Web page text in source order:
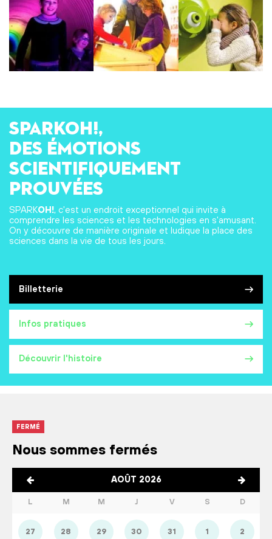
Billetterie
Infos pratiques
Découvrir l'histoire
SPARKOH!,
des émotions
scientifiquement
prouvées
SPARKOH!, c'est un endroit exceptionnel qui invite à
comprendre les sciences et les technologies en s'amusant.
On y découvre de manière originale et ludique la place des
sciences dans la vie de tous les jours.
FERMÉ
Nous sommes fermés
AOÛT 2026
L M M J V S D
27 28 29 30 31 1 2